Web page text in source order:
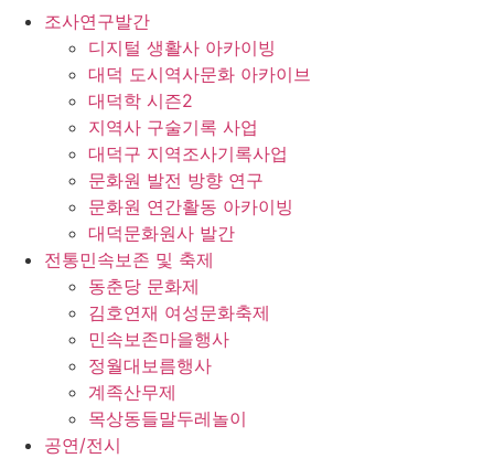
조사연구발간
디지털 생활사 아카이빙
대덕 도시역사문화 아카이브
대덕학 시즌2
지역사 구술기록 사업
대덕구 지역조사기록사업
문화원 발전 방향 연구
문화원 연간활동 아카이빙
대덕문화원사 발간
전통민속보존 및 축제
동춘당 문화제
김호연재 여성문화축제
민속보존마을행사
정월대보름행사
계족산무제
목상동들말두레놀이
공연/전시